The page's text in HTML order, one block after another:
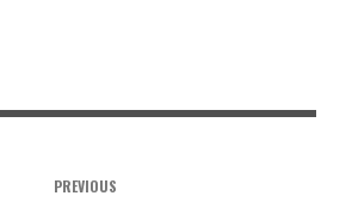
PREVIOUS